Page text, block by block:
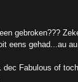
gebroken???
eens gehad...au
Fabulous of